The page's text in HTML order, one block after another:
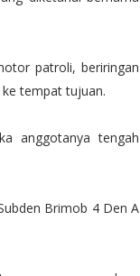
patroli, beriringan
tempat tujuan.
anggotanya tengah
Brimob 4 Den A